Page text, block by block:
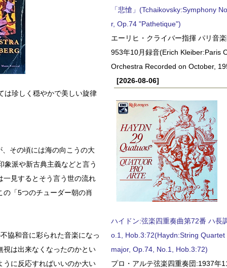
は珍しく穏やかで美しい旋律
その頃には海の向こうの大
派や新古典主義などと言う
一見するとそう言う世の流れ
「5つのチューダー朝の肖
協和音に彩られた音楽になっ
視は出来なくなったのかとい
うに反応すればいいのか大い
「悲愴」(Tchaikovsky:Symphony
r, Op.74 "Pathetique")
エーリヒ・クライバー指揮 パリ音
953年10月録音(Erich Kleiber:Paris
Orchestra Recorded on October,
[2026-08-06]
ハイドン:弦楽四重奏曲第72番 ハ長
o.1, Hob.3:72(Haydn:String Quartet
major, Op.74, No.1, Hob.3:72)
プロ・アルテ弦楽四重奏団:1937年